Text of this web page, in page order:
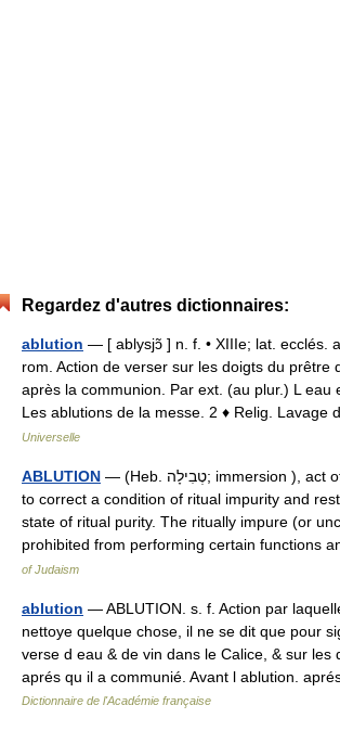
Regardez d'autres dictionnaires:
ablution — [ ablysjɔ̃ ] n. f. • XIIIe; lat. ecclés.
rom. Action de verser sur les doigts du prêtre
après la communion. Par ext. (au plur.) L eau
Les ablutions de la messe. 2 ♦ Relig.
Universelle
ABLUTION — (Heb. טְבִילָה; immersion ), act of washing performed
to correct a condition of ritual impurity and
state of ritual purity. The ritually impure (or
prohibited from performing certain
of Judaism
ablution — ABLUTION. s. f. Action par
nettoye quelque chose, il ne se dit que pour
verse d eau & de vin dans le Calice, & sur les
aprés qu il a communié. Avant l ablution.
Dictionnaire de l'Académie française